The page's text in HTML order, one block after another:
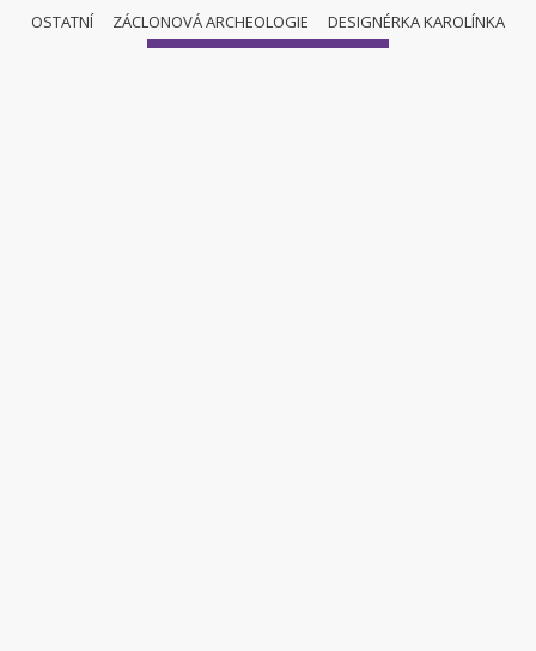
OSTATNÍ
ZÁCLONOVÁ ARCHEOLOGIE DESIGNÉRKA KAROLÍNKA
OSTATNÍ